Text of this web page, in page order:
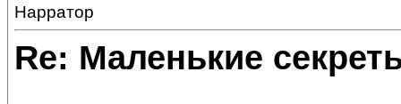
Нарратор
Re: Маленькие